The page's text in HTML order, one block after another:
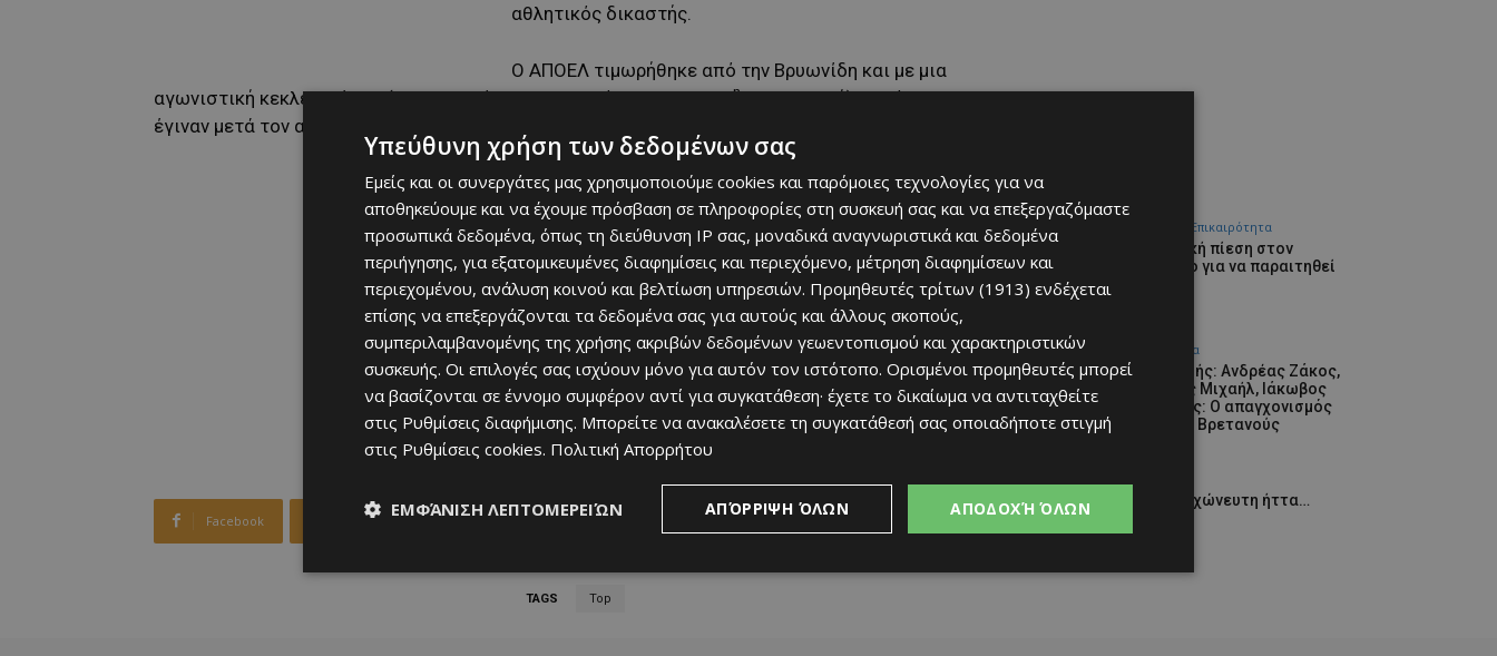
αθλητικός δικαστής.
Ο ΑΠΟΕΛ τιμωρήθηκε από την Βρυωνίδη και με μια
αγωνιστική κεκλεισμένων (θα την εκτίσει με την Ανόρθωση την 25ηαγωνιστική), για όσα
έγιναν μετά τον αγώνα με την ΑΕΚ στο ΓΣΠ.
Facebook Viber WhatsApp Email Copy URL
TAGS Top
Αθλητικά - Επικαιρότητα
Ασφυκτική πίεση στον
Ινφαντίνο για να παραιτηθεί
Aφιερώματα
Εξ Αφορμής: Ανδρέας Ζάκος,
Χαρίλαος Μιχαήλ, Ιάκωβος
Πατάτσος: Ο απαγχονισμός
από τους Βρετανούς
Δυσκολοχώνευτη ήττα…
Υπεύθυνη χρήση των δεδομένων σας
Εμείς και οι συνεργάτες μας χρησιμοποιούμε cookies και παρόμοιες τεχνολογίες για να
αποθηκεύουμε και να έχουμε πρόσβαση σε πληροφορίες στη συσκευή σας και να επεξεργαζόμαστε
προσωπικά δεδομένα, όπως τη διεύθυνση IP σας, μοναδικά αναγνωριστικά και δεδομένα
περιήγησης, για εξατομικευμένες διαφημίσεις και περιεχόμενο, μέτρηση διαφημίσεων και
περιεχομένου, ανάλυση κοινού και βελτίωση υπηρεσιών. Προμηθευτές τρίτων (1913) ενδέχεται
επίσης να επεξεργάζονται τα δεδομένα σας για αυτούς και άλλους σκοπούς,
συμπεριλαμβανομένης της χρήσης ακριβών δεδομένων γεωεντοπισμού και χαρακτηριστικών
συσκευής. Οι επιλογές σας ισχύουν μόνο για αυτόν τον ιστότοπο. Ορισμένοι προμηθευτές μπορεί
να βασίζονται σε έννομο συμφέρον αντί για συγκατάθεση· έχετε το δικαίωμα να αντιταχθείτε
στις Ρυθμίσεις διαφήμισης. Μπορείτε να ανακαλέσετε τη συγκατάθεσή σας οποιαδήποτε στιγμή
στις Ρυθμίσεις cookies. Πολιτική Απορρήτου
ΑΠΟΔΟΧΉ ΌΛΩΝ
ΑΠΌΡΡΙΨΗ ΌΛΩΝ
ΕΜΦΆΝΙΣΗ ΛΕΠΤΟΜΕΡΕΙΏΝ